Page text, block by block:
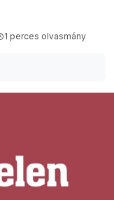
1 perces olvasmány